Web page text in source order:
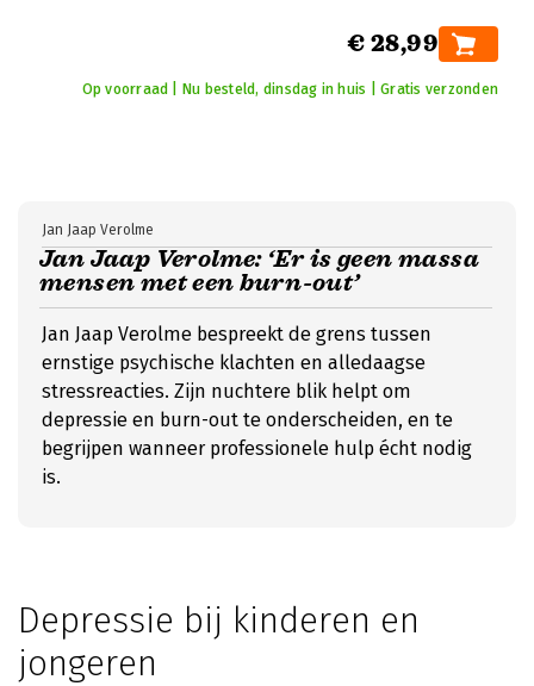
€ 28,99
Op voorraad | Nu besteld, dinsdag in huis | Gratis verzonden
Jan Jaap Verolme: ‘Er is geen massa
mensen met een burn-out’
Jan Jaap Verolme
Jan Jaap Verolme bespreekt de grens tussen
ernstige psychische klachten en alledaagse
stressreacties. Zijn nuchtere blik helpt om
depressie en burn-out te onderscheiden, en te
begrijpen wanneer professionele hulp écht nodig
is.
Depressie bij kinderen en
jongeren